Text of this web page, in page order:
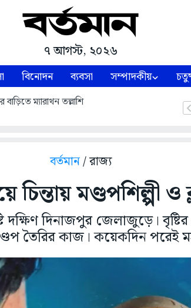
৭ আগস্ট, ২০২৬
বিনোদন ব্যবসা সম্পাদকীয়
বাড়িতে ম্যারাথন তল্লাশি
বর্তমান/ রাজ্য
মণ্ডপশিল্পী ও
দিনাজপুর জেলাজুড়ে।
তৈরির কাজ। কয়েকদিন পরেই